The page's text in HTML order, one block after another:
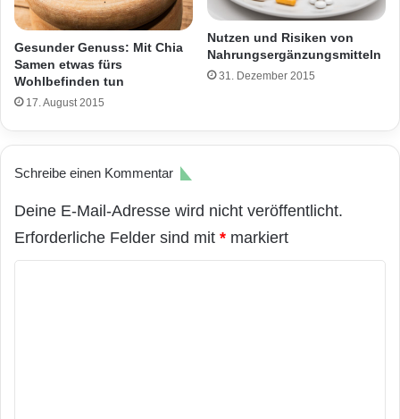
Gesunder Genuss: Mit Chia
Samen etwas fürs
Wohlbefinden tun
17. August 2015
Nutzen und Risiken von
Nahrungsergänzungsmitteln
31. Dezember 2015
Schreibe einen Kommentar
Deine E-Mail-Adresse wird nicht veröffentlicht.
Erforderliche Felder sind mit * markiert